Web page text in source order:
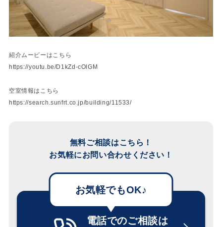
紹介ムービーはこちら
https://youtu.be/D1kZd-cOlGM
空室情報はこちら
https://search.sunfrt.co.jp/building/11533/
無料ご相談はこちら！
お気軽にお問い合わせください！
電話でのご相談は